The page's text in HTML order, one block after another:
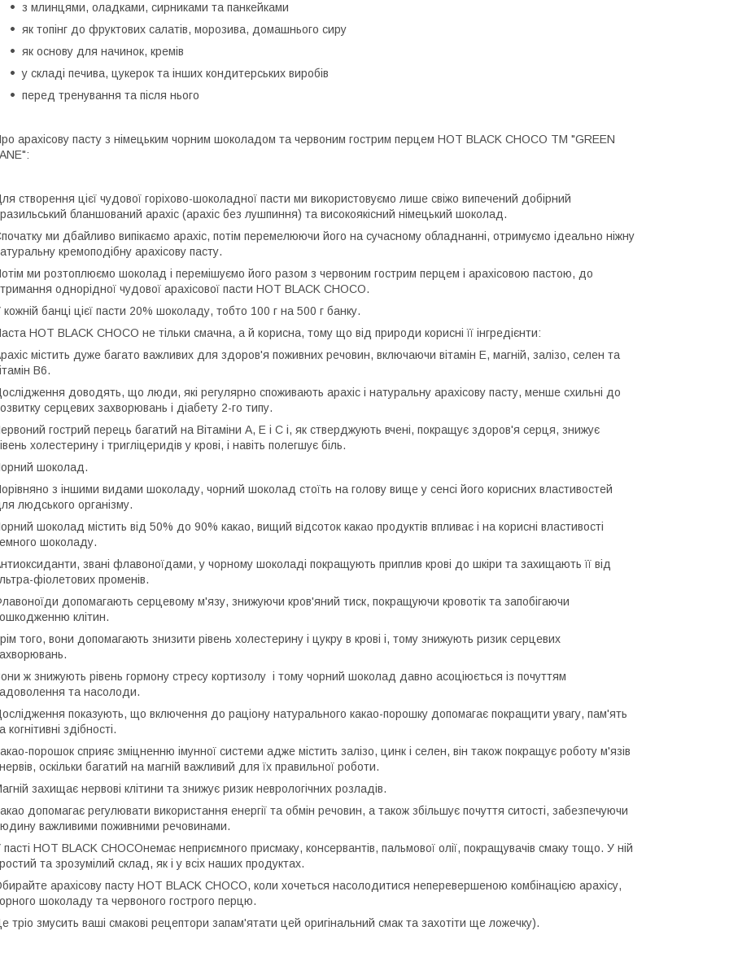
з млинцями, оладками, сирниками та панкейками
як топінг до фруктових салатів, морозива, домашнього сиру
як основу для начинок, кремів
у складі печива, цукерок та інших кондитерських виробів
перед тренування та після нього
арахісову пасту з німецьким чорним шоколадом та червоним гострим перцем HOT BLACK CHOCO ТМ "GREEN
створення цієї чудової горіхово-шоколадної пасти ми використовуємо лише свіжо випечений добірний
бланшований арахіс (арахіс без лушпиння) та високоякісний німецький шоколад.
ми дбайливо випікаємо арахіс, потім перемелюючи його на сучасному обладнанні, отримуємо ідеально ніжну
кремоподібну арахісову пасту.
ми розтоплюємо шоколад і перемішуємо його разом з червоним гострим перцем і арахісовою пастою, до
однорідної чудової арахісової пасти HOT BLACK CHOCO.
кожній банці цієї пасти 20% шоколаду, тобто 100 г на 500 г банку.
HOT BLACK CHOCO не тільки смачна, а й корисна, тому що від природи корисні її інгредієнти:
містить дуже багато важливих для здоров'я поживних речовин, включаючи вітамін Е, магній, залізо, селен та
В6.
доводять, що люди, які регулярно споживають арахіс і натуральну арахісову пасту, менше схильні до
серцевих захворювань і діабету 2-го типу.
гострий перець багатий на Вітаміни А, Е і С і, як стверджують вчені, покращує здоров'я серця, знижує
холестерину і тригліцеридів у крові, і навіть полегшує біль.
шоколад.
з іншими видами шоколаду, чорний шоколад стоїть на голову вище у сенсі його корисних властивостей
людського організму.
шоколад містить від 50% до 90% какао, вищий відсоток какао продуктів впливає і на корисні властивості
шоколаду.
звані флавоноїдами, у чорному шоколаді покращують приплив крові до шкіри та захищають її від
фіолетових променів.
допомагають серцевому м'язу, знижуючи кров'яний тиск, покращуючи кровотік та запобігаючи
клітин.
того, вони допомагають знизити рівень холестерину і цукру в крові і, тому знижують ризик серцевих
ж знижують рівень гормону стресу кортизолу і тому чорний шоколад давно асоціюється із почуттям
та насолоди.
показують, що включення до раціону натурального какао-порошку допомагає покращити увагу, пам'ять
когнітивні здібності.
порошок сприяє зміцненню імунної системи адже містить залізо, цинк і селен, він також покращує роботу м'язів
нервів, оскільки багатий на магній важливий для їх правильної роботи.
захищає нервові клітини та знижує ризик неврологічних розладів.
допомагає регулювати використання енергії та обмін речовин, а також збільшує почуття ситості, забезпечуючи
важливими поживними речовинами.
пасті HOT BLACK CHOCOнемає неприємного присмаку, консервантів, пальмової олії, покращувачів смаку тощо. У ній
та зрозумілий склад, як і у всіх наших продуктах.
арахісову пасту HOT BLACK CHOCO, коли хочеться насолодитися неперевершеною комбінацією арахісу,
шоколаду та червоного гострого перцю.
тріо змусить ваші смакові рецептори запам'ятати цей оригінальний смак та захотіти ще ложечку).